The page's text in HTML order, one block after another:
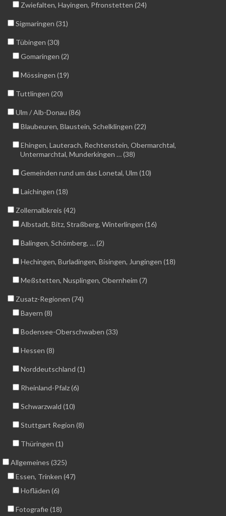
Zwiefalten, Hayingen, Pfronstetten (24)
Sigmaringen (31)
Tübingen (30)
Gomaringen (2)
Mössingen (19)
Tuttlingen (20)
Ulm / Alb-Donau (86)
Blaubeuren, Blaustein, Schelklingen (22)
Ehingen, Lauterach, Rechtenstein, Obermarchtal,
Untermarchtal, Munderkingen … (38)
Gemeinden rund um das Lonetal, Ulm (10)
Laichingen (18)
Zollernalbkreis (42)
Albstadt, Bitz, Straßberg, Winterlingen (16)
Balingen, Schömberg, … (2)
Hechingen, Burladingen, Bisingen, Jungingen (18)
Meßstetten, Nusplingen, Obernheim (7)
Zusatz-Regionen (74)
Bayern (8)
Bodensee-Oberschwaben (33)
Hessen (8)
Norddeutschland (1)
Rheinland-Pfalz (6)
Schwarzwald (10)
Stuttgart Region (8)
Thüringen (1)
Allgemeines (325)
Essen, Trinken (47)
Hofläden (6)
Fotografie (18)